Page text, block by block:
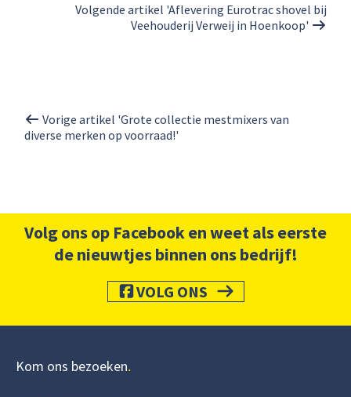
Volgende artikel 'Aflevering Eurotrac shovel bij
Veehouderij Verweij in Hoenkoop'
Vorige artikel 'Grote collectie mestmixers van
diverse merken op voorraad!'
Volg ons op Facebook en weet als eerste
de nieuwtjes binnen ons bedrijf!
VOLG ONS
Kom ons bezoeken